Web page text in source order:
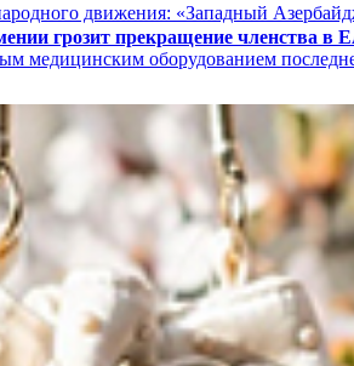
движения: «Западный
грозит прекращение членства в
медицинским оборудованием